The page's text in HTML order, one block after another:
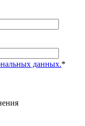
данных.*